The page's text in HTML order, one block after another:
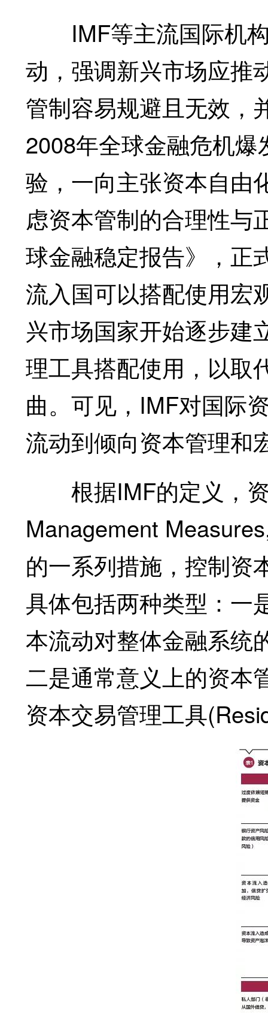
IMF等主流国际机构
动，强调新兴市场应推
管制容易规避且无效，
2008年全球金融危机
验，一向主张资本自由
虑资本管制的合理性与
球金融稳定报告》，正
流入国可以搭配使用宏
兴市场国家开始逐步建
理工具搭配使用，以取
曲。可见，IMF对国际
流动到倾向资本管理和
根据IMF的定义，资
Management
的一系列措施，控制资
具体包括两种类型：一
本流动对整体金融系统
二是通常意义上的资本
资本交易管理工具